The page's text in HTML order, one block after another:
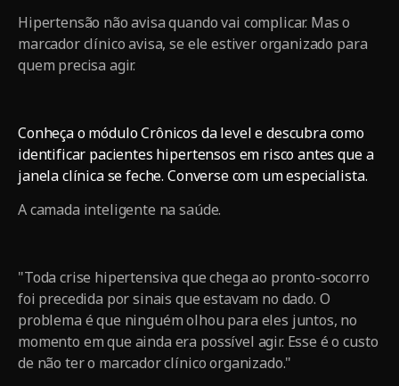
Hipertensão não avisa quando vai complicar. Mas o
marcador clínico avisa, se ele estiver organizado para
quem precisa agir.
Conheça o módulo Crônicos da level e descubra como
identificar pacientes hipertensos em risco antes que a
janela clínica se feche. Converse com um especialista.
A camada inteligente na saúde.
"Toda crise hipertensiva que chega ao pronto-socorro
foi precedida por sinais que estavam no dado. O
problema é que ninguém olhou para eles juntos, no
momento em que ainda era possível agir. Esse é o custo
de não ter o marcador clínico organizado."